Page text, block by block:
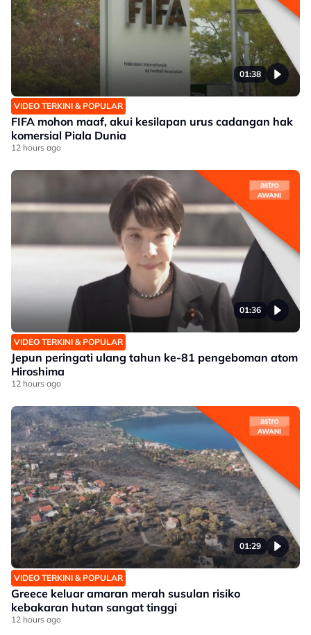
01:38
VIDEO TERKINI & POPULAR
FIFA mohon maaf, akui kesilapan urus cadangan hak
komersial Piala Dunia
12 hours ago
01:36
VIDEO TERKINI & POPULAR
Jepun peringati ulang tahun ke-81 pengeboman atom
Hiroshima
12 hours ago
01:29
VIDEO TERKINI & POPULAR
Greece keluar amaran merah susulan risiko
kebakaran hutan sangat tinggi
12 hours ago